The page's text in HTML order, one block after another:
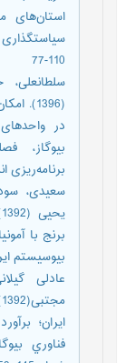
استان‌های
110-77
سلطانعلی،
(1396).
در
بیوگاز،
برنامه‌ریزی انرژی،
سعیدی،
برنج با
بیوسیستم ایران، دوره
عادلی
ايران؛
فناوري